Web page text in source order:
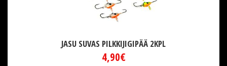
JASU SUVAS PILKKIJIGIPÄÄ 2KPL
4,90€